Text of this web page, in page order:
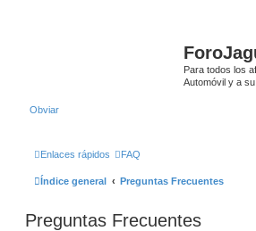
Para todos los
Automóvil y a
Obviar
Enlaces rápidos FAQ
Índice general Preguntas Frecuentes
Preguntas Frecuentes